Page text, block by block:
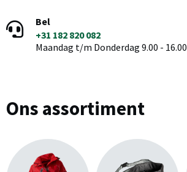
Bel
+31 182 820 082
Maandag t/m Donderdag 9.00 - 16.00
Ons assortiment